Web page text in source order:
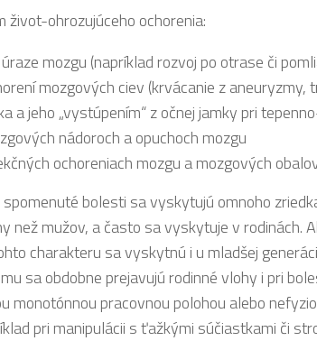
život-ohrozujúceho ochorenia:
mozgu (napríklad rozvoj po otrase či
mozgových ciev (krvácanie z
a jeho „vystúpením“ z očnej jamky pri
nádoroch a opuchoch mozgu
ochoreniach mozgu a mozgových
bolesti sa vyskytujú omnoho
než mužov, a často sa vyskytuje v
charakteru sa vyskytnú i u mladšej
sa obdobne prejavujú rodinné vlohy i pri
monotónnou pracovnou polohou alebo
pri manipulácii s ťažkými súčiastkami či